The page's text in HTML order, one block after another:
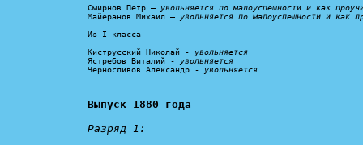
Смирнов Петр – увольняется по малоуспешности и как
Майеранов Михаил – увольняется по малоуспешности и как
Из I класса
Киструсский Николай - увольняется
Ястребов Виталий - увольняется
Черносливов Александр - увольняется
Выпуск 1880 года
Разряд 1: